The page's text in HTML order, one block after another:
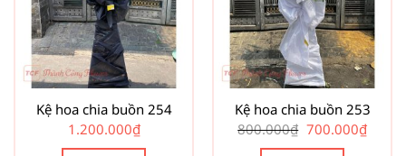
Kệ hoa chia buồn 254
1.200.000₫
Kệ hoa chia buồn 253
800.000₫ Giá
gốc
là:
700.000₫Giá
hiện